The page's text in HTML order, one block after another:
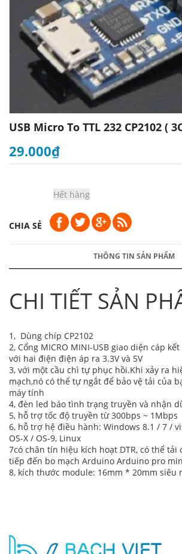
USB Micro To TTL 232 CP2102 (
29.000₫
Hết hàng
CHIA SẺ
THÔNG TIN SẢN PHẨM
CHI TIẾT SẢN
1, Dùng chíp CP2102
2, Cổng MICRO MINI-USB giao diện cáp
với hai điện điện áp ra 3.3V và 5V
3, với một cầu chì tự phục hồi.Khi xảy ra
mạch,nó có thể tự ngắt để bảo vệ tải của
máy tính
4, đèn led báo tình trạng truyền và nhận
5, hỗ trợ tốc độ truyền từ 300bps ~ 1Mbps
6, hỗ trợ hệ điều hành: Windows 8.1 / 7 /
OS-X / OS-9, Linux
7có chân tín hiệu kích hoạt DTR, có thể
tiếp đến bo mạch Arduino Arduino pro
8, kích thước module: 16mm * 20mm siêu